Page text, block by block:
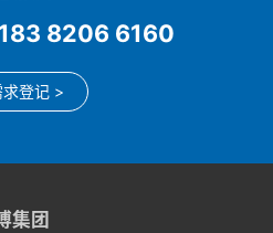
8206 6160
求登记 >
集团